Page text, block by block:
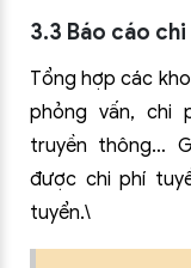
3.3 Báo cáo
Tổng hợp các
phỏng vấn, chi
truyền thông…
được chi phí
tuyển.\